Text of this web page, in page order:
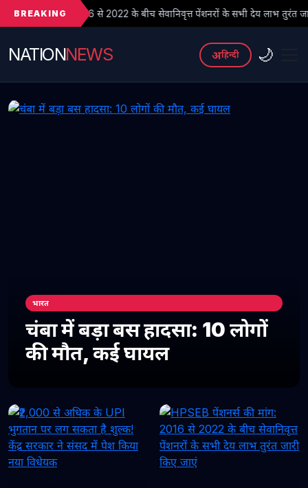
BREAKING
से 2022 के बीच सेवानिवृत्त पेंशनरों के सभी देय लाभ तुरंत जारी किए जाएं
NATIONNEWS अहिन्दी 🌙
भारत
चंबा में बड़ा बस हादसा: 10 लोगों
की मौत, कई घायल